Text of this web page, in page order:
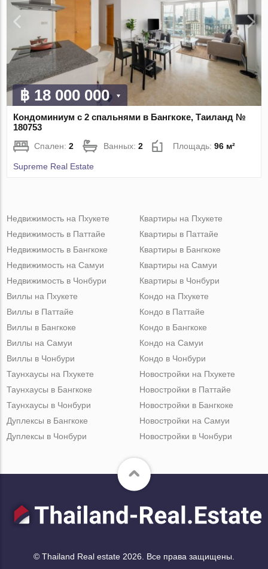
฿ 18 000 000
Кондоминиум с 2 спальнями в Бангкоке, Таиланд №
180753
Спален:2 Ванных:2 Площадь:96 м²
Supreme Real Estate
Недвижимость на Пхукете
Недвижимость в Паттайе
Недвижимость в Бангкоке
Недвижимость на Самуи
Недвижимость в Чонбури
Квартиры на Пхукете
Квартиры в Паттайе
Квартиры в Бангкоке
Квартиры на Самуи
Квартиры в Чонбури
Виллы на Пхукете
Виллы в Паттайе
Виллы в Бангкоке
Виллы на Самуи
Виллы в Чонбури
Кондо на Пхукете
Кондо в Паттайе
Кондо в Бангкоке
Кондо на Самуи
Кондо в Чонбури
Таунхаусы на Пхукете
Таунхаусы в Бангкоке
Таунхаусы в Чонбури
Дуплексы в Бангкоке
Дуплексы в Чонбури
Новостройки на Пхукете
Новостройки в Паттайе
Новостройки в Бангкоке
Новостройки на Самуи
Новостройки в Чонбури
© Thailand Real estate 2026. Все права защищены.